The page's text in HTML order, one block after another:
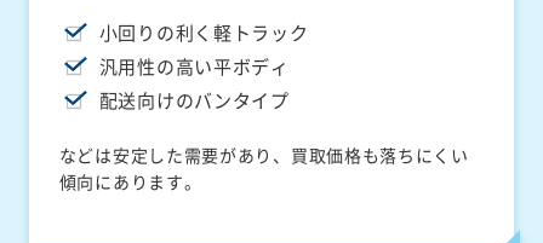
小回りの利く軽トラック
汎用性の高い平ボディ
配送向けのバンタイプ
などは安定した需要があり、買取価格も落ちにくい
傾向にあります。